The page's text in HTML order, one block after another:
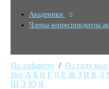
Академики
Члены-корреспонденты
По алфавиту /По году
Все А Б В Г Д Е Ж З И К Л
Щ Э Ю Я